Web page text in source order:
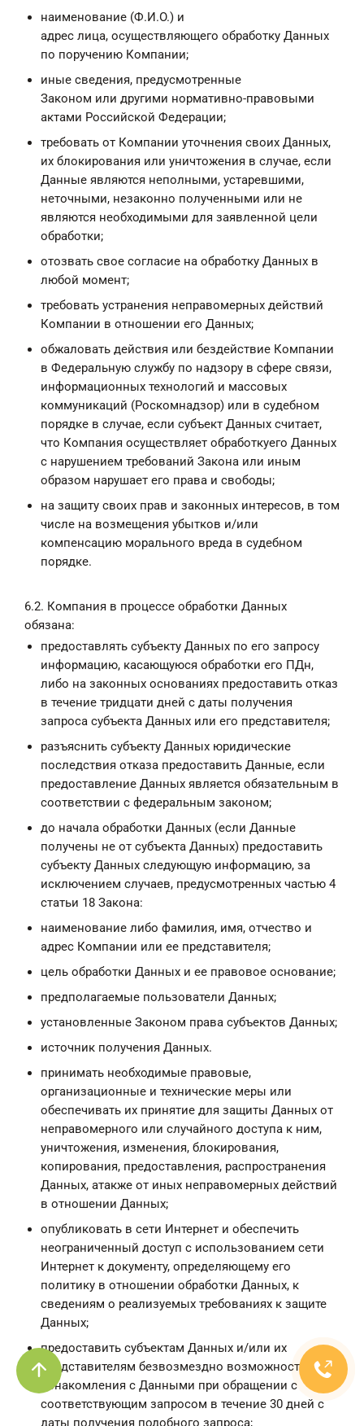
наименование (Ф.И.О.) и
адрес лица, осуществляющего обработку Данных
по поручению Компании;
иные сведения, предусмотренные
Законом или другими нормативно-правовыми
актами Российской Федерации;
требовать от Компании уточнения своих Данных,
их блокирования или уничтожения в случае, если
Данные являются неполными, устаревшими,
неточными, незаконно полученными или не
являются необходимыми для заявленной цели
обработки;
отозвать свое согласие на обработку Данных в
любой момент;
требовать устранения неправомерных действий
Компании в отношении его Данных;
обжаловать действия или бездействие Компании
в Федеральную службу по надзору в сфере связи,
информационных технологий и массовых
коммуникаций (Роскомнадзор) или в судебном
порядке в случае, если субъект Данных считает,
что Компания осуществляет обработкуего Данных
с нарушением требований Закона или иным
образом нарушает его права и свободы;
на защиту своих прав и законных интересов, в том
числе на возмещения убытков и/или
компенсацию морального вреда в судебном
порядке.
6.2. Компания в процессе обработки Данных
обязана:
предоставлять субъекту Данных по его запросу
информацию, касающуюся обработки его ПДн,
либо на законных основаниях предоставить отказ
в течение тридцати дней с даты получения
запроса субъекта Данных или его представителя;
разъяснить субъекту Данных юридические
последствия отказа предоставить Данные, если
предоставление Данных является обязательным в
соответствии с федеральным законом;
до начала обработки Данных (если Данные
получены не от субъекта Данных) предоставить
субъекту Данных следующую информацию, за
исключением случаев, предусмотренных частью 4
статьи 18 Закона:
наименование либо фамилия, имя, отчество и
адрес Компании или ее представителя;
цель обработки Данных и ее правовое основание;
предполагаемые пользователи Данных;
установленные Законом права субъектов Данных;
источник получения Данных.
принимать необходимые правовые,
организационные и технические меры или
обеспечивать их принятие для защиты Данных от
неправомерного или случайного доступа к ним,
уничтожения, изменения, блокирования,
копирования, предоставления, распространения
Данных, атакже от иных неправомерных действий
в отношении Данных;
опубликовать в сети Интернет и обеспечить
неограниченный доступ с использованием сети
Интернет к документу, определяющему его
политику в отношении обработки Данных, к
сведениям о реализуемых требованиях к защите
Данных;
предоставить субъектам Данных и/или их
представителям безвозмездно возможность
ознакомления с Данными при обращении с
соответствующим запросом в течение 30 дней с
даты получения подобного запроса;